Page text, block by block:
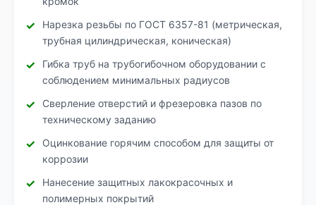
Нарезка резьбы по ГОСТ 6357-81 (метрическая,
трубная цилиндрическая, коническая)
Гибка труб на трубогибочном оборудовании с
соблюдением минимальных радиусов
Сверление отверстий и фрезеровка пазов по
техническому заданию
Оцинкование горячим способом для защиты от
коррозии
Нанесение защитных лакокрасочных и
полимерных покрытий